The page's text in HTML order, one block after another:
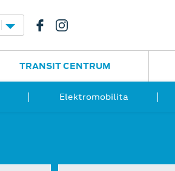
Elektromobilita
TRANSIT CENTRUM